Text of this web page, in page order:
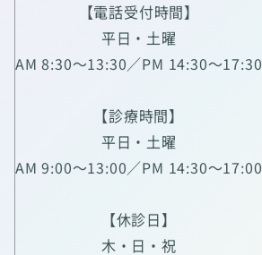
【電話受付時間】
平日・土曜
AM 8:30～13:30／PM 14:30～17:30
【診療時間】
平日・土曜
AM 9:00～13:00／PM 14:30～17:00
【休診日】
木・日・祝